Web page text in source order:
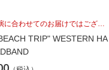
TRIP" WESTERN HA